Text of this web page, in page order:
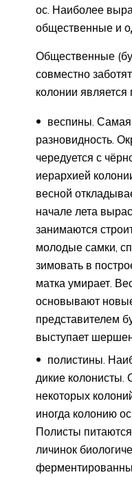
ос. Наиболее
общественные и
Общественные
совместно
колонии является
веспины.
разновидность.
чередуется с
иерархией
весной
начале лета
занимаются
молодые самки,
зимовать в
матка умирает.
основывают
представителем
выступает
полистины.
дикие колонисты.
некоторых
иногда колонию
Полисты
личинок